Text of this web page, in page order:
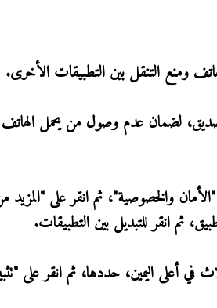
لضمان عدم وصول من يحمل الهاتف
والخصوصية"، ثم انقر على "المزيد
في أعلى اليمين، حددها، ثم انقر على